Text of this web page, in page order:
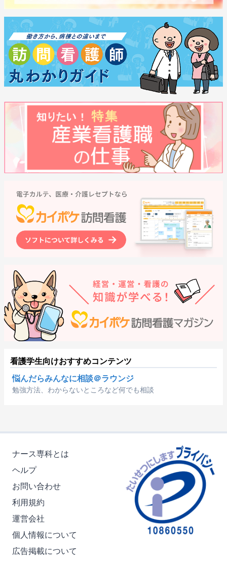
看護学生向けおすすめコンテンツ
悩んだらみんなに相談＠ラウンジ
勉強方法、わからないところなど何でも相談
ナース専科とは
ヘルプ
お問い合わせ
利用規約
運営会社
個人情報について
広告掲載について